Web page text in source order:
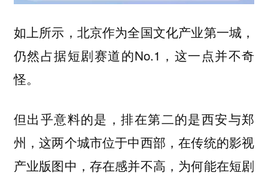
如上所示，北京作为全国文化产业第一城，
仍然占据短剧赛道的No.1，这一点并不奇
怪。
但出乎意料的是，排在第二的是西安与郑
州，这两个城市位于中西部，在传统的影视
产业版图中，存在感并不高，为何能在短剧